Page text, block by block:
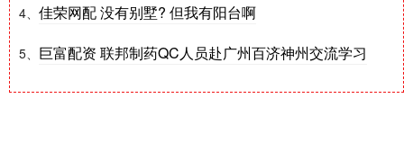
4、 佳荣网配 没有别墅? 但我有阳台啊
5、 巨富配资 联邦制药QC人员赴广州百济神州交流学习